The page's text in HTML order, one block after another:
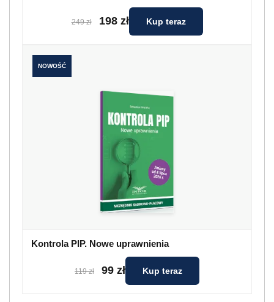
249 zł 198 zł Kup teraz
NOWOŚĆ
Kontrola PIP. Nowe uprawnienia
119 zł 99 zł Kup teraz